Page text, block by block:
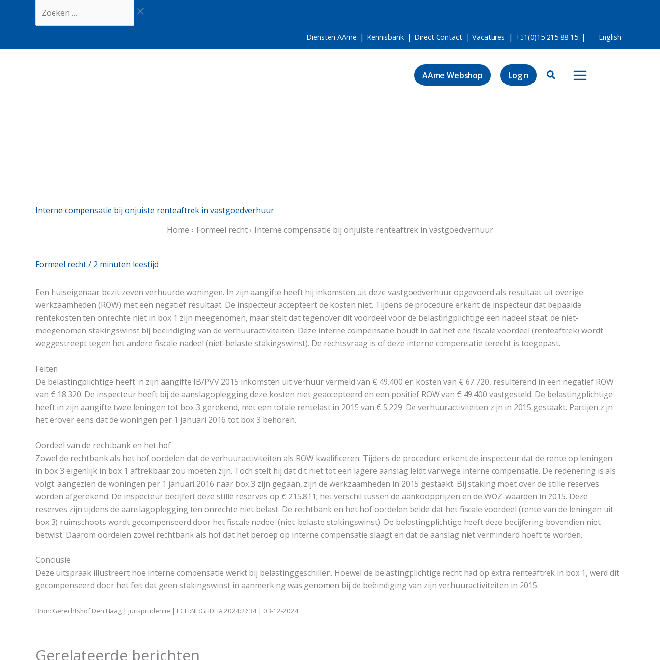
Diensten AAme Kennisbank Direct Contact Vacatures +31(0)15 215 88 15 English
AAme Webshop Login
Interne compensatie bij onjuiste renteaftrek in vastgoedverhuur
Home
Formeel recht Interne compensatie bij onjuiste renteaftrek in vastgoedverhuur
Formeel recht/ 2 minuten leestijd
Een huiseigenaar bezit zeven verhuurde woningen. In zijn aangifte heeft hij inkomsten uit deze vastgoedverhuur opgevoerd als resultaat uit overige
werkzaamheden (ROW) met een negatief resultaat. De inspecteur accepteert de kosten niet. Tijdens de procedure erkent de inspecteur dat bepaalde
rentekosten ten onrechte niet in box 1 zijn meegenomen, maar stelt dat tegenover dit voordeel voor de belastingplichtige een nadeel staat: de niet-
meegenomen stakingswinst bij beëindiging van de verhuuractiviteiten. Deze interne compensatie houdt in dat het ene fiscale voordeel (renteaftrek) wordt
weggestreept tegen het andere fiscale nadeel (niet-belaste stakingswinst). De rechtsvraag is of deze interne compensatie terecht is toegepast.
Feiten
De belastingplichtige heeft in zijn aangifte IB/PVV 2015 inkomsten uit verhuur vermeld van € 49.400 en kosten van € 67.720, resulterend in een negatief ROW
van € 18.320. De inspecteur heeft bij de aanslagoplegging deze kosten niet geaccepteerd en een positief ROW van € 49.400 vastgesteld. De belastingplichtige
heeft in zijn aangifte twee leningen tot box 3 gerekend, met een totale rentelast in 2015 van € 5.229. De verhuuractiviteiten zijn in 2015 gestaakt. Partijen zijn
het erover eens dat de woningen per 1 januari 2016 tot box 3 behoren.
Oordeel van de rechtbank en het hof
Zowel de rechtbank als het hof oordelen dat de verhuuractiviteiten als ROW kwalificeren. Tijdens de procedure erkent de inspecteur dat de rente op leningen
in box 3 eigenlijk in box 1 aftrekbaar zou moeten zijn. Toch stelt hij dat dit niet tot een lagere aanslag leidt vanwege interne compensatie. De redenering is als
volgt: aangezien de woningen per 1 januari 2016 naar box 3 zijn gegaan, zijn de werkzaamheden in 2015 gestaakt. Bij staking moet over de stille reserves
worden afgerekend. De inspecteur becijfert deze stille reserves op € 215.811; het verschil tussen de aankoopprijzen en de WOZ-waarden in 2015. Deze
reserves zijn tijdens de aanslagoplegging ten onrechte niet belast. De rechtbank en het hof oordelen beide dat het fiscale voordeel (rente van de leningen uit
box 3) ruimschoots wordt gecompenseerd door het fiscale nadeel (niet-belaste stakingswinst). De belastingplichtige heeft deze becijfering bovendien niet
betwist. Daarom oordelen zowel rechtbank als hof dat het beroep op interne compensatie slaagt en dat de aanslag niet verminderd hoeft te worden.
Conclusie
Deze uitspraak illustreert hoe interne compensatie werkt bij belastinggeschillen. Hoewel de belastingplichtige recht had op extra renteaftrek in box 1, werd dit
gecompenseerd door het feit dat geen stakingswinst in aanmerking was genomen bij de beëindiging van zijn verhuuractiviteiten in 2015.
Bron: Gerechtshof Den Haag | jurisprudentie | ECLI:NL:GHDHA:2024:2634 | 03-12-2024
Gerelateerde berichten